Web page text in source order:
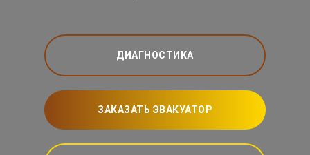
ДИАГНОСТИКА
ЗАКАЗАТЬ ЭВАКУАТОР